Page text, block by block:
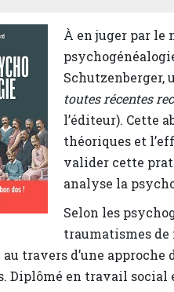
À en juger par le
Schutzenberger,
toutes récentes
l’éditeur). Cette
théoriques et
valider cette
analyse la
Selon les
traumatismes
au travers d’une
Diplômé en travail social